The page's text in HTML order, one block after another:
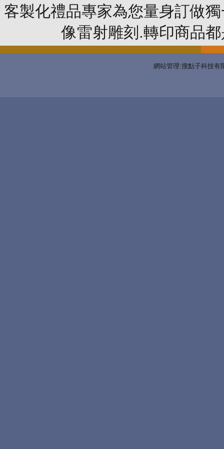
客製化禮品專家為您量身訂做
像雷射雕刻.轉印商品
網站管理:搜點子科技有